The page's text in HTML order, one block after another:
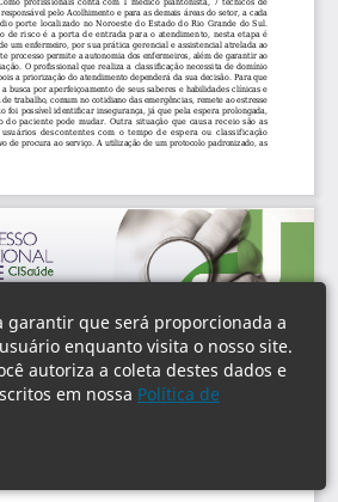
garantir que será proporcionada a
enquanto visita o nosso site.
autoriza a coleta destes dados e
em nossa Política de